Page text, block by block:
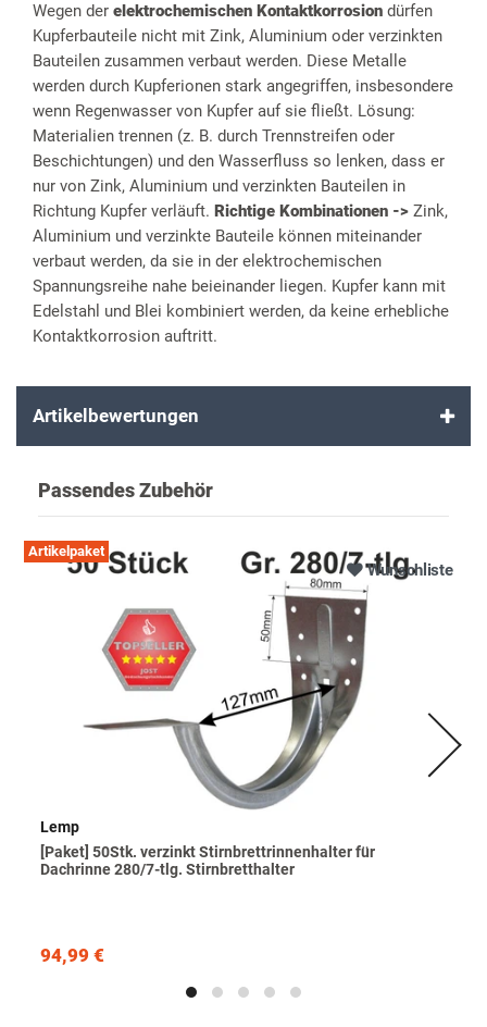
Wegen der elektrochemischen Kontaktkorrosion dürfen
Kupferbauteile nicht mit Zink, Aluminium oder verzinkten
Bauteilen zusammen verbaut werden. Diese Metalle
werden durch Kupferionen stark angegriffen, insbesondere
wenn Regenwasser von Kupfer auf sie fließt. Lösung:
Materialien trennen (z. B. durch Trennstreifen oder
Beschichtungen) und den Wasserfluss so lenken, dass er
nur von Zink, Aluminium und verzinkten Bauteilen in
Richtung Kupfer verläuft. Richtige Kombinationen -> Zink,
Aluminium und verzinkte Bauteile können miteinander
verbaut werden, da sie in der elektrochemischen
Spannungsreihe nahe beieinander liegen. Kupfer kann mit
Edelstahl und Blei kombiniert werden, da keine erhebliche
Kontaktkorrosion auftritt.
Artikelbewertungen
Passendes Zubehör
Wunschliste
Artikelpaket
Lemp
[Paket] 50Stk. verzinkt Stirnbrettrinnenhalter für
Dachrinne 280/7-tlg. Stirnbretthalter
94,99 €